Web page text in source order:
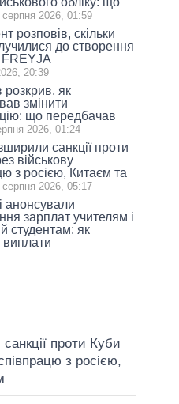
серпня 2026, 01:59
розповів, скільки
до створення
20:39
як
змінити
що передбачав
2026, 01:24
санкції проти
військову
з росією, Китаєм та
серпня 2026, 05:17
анонсували
зарплат учителям і
студентам: як
виплати
проти Куби
з росією,